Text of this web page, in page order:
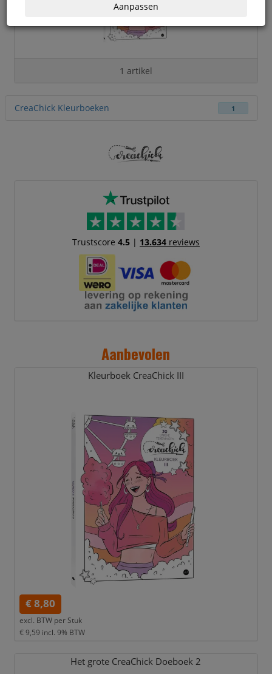
1 artikel
CreaChick Kleurboeken 1
Trustscore 4.5| 13.634reviews
Aanbevolen
Kleurboek CreaChick III
€ 8,80
excl. BTW per Stuk
€ 9,59 incl. 9% BTW
Het grote CreaChick Doeboek 2
Aanpassen